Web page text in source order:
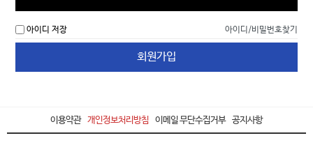
아이디 저장 아이디/비밀번호찾기
회원가입
이용약관 개인정보처리방침 이메일 무단수집거부 공지사항